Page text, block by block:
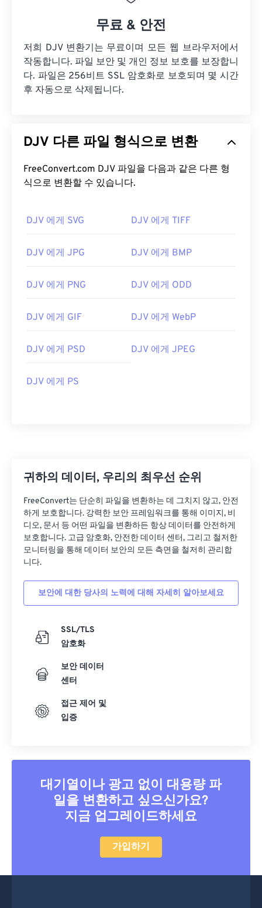
무료 & 안전
저희 DJV 변환기는 무료이며 모든 웹 브라우저에서
작동합니다. 파일 보안 및 개인 정보 보호를 보장합니
다. 파일은 256비트 SSL 암호화로 보호되며 몇 시간
후 자동으로 삭제됩니다.
DJV 다른 파일 형식으로 변환
FreeConvert.com DJV 파일을 다음과 같은 다른 형
식으로 변환할 수 있습니다.
DJV 에게 SVG DJV 에게 TIFF
DJV 에게 JPG DJV 에게 BMP
DJV 에게 PNG DJV 에게 ODD
DJV 에게 GIF DJV 에게 WebP
DJV 에게 PSD DJV 에게 JPEG
DJV 에게 PS
귀하의 데이터, 우리의 최우선 순위
FreeConvert는 단순히 파일을 변환하는 데 그치지 않고, 안전
하게 보호합니다. 강력한 보안 프레임워크를 통해 이미지, 비
디오, 문서 등 어떤 파일을 변환하든 항상 데이터를 안전하게
보호합니다. 고급 암호화, 안전한 데이터 센터, 그리고 철저한
모니터링을 통해 데이터 보안의 모든 측면을 철저히 관리합
니다.
보안에 대한 당사의 노력에 대해 자세히 알아보세요
SSL/TLS
암호화
보안 데이터
센터
접근 제어 및
입증
대기열이나 광고 없이 대용량 파
일을 변환하고 싶으신가요?
지금 업그레이드하세요
가입하기